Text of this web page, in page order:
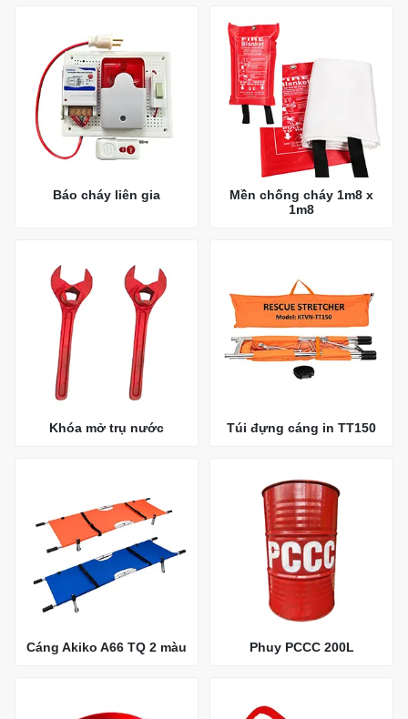
Báo cháy liên gia
Mền chống cháy 1m8 x
1m8
Khóa mở trụ nước Túi đựng cáng in TT150
Cáng Akiko A66 TQ 2 màu Phuy PCCC 200L